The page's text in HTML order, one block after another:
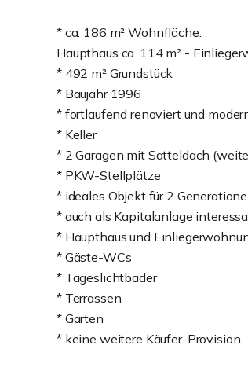
* ca. 186 m² Wohnfläche:
Haupthaus ca. 114 m² -
* 492 m² Grundstück
* Baujahr 1996
* fortlaufend renoviert und
* Keller
* 2 Garagen mit Satteldach
* PKW-Stellplätze
* ideales Objekt für 2
* auch als Kapitalanlage
* Haupthaus und
* Gäste-WCs
* Tageslichtbäder
* Terrassen
* Garten
* keine weitere Käufer-Provision